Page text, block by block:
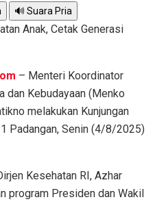
🔊 Suara Pria
Anak, Cetak Generasi
– Menteri Koordinator
dan Kebudayaan (Menko
melakukan Kunjungan
Padangan, Senin (4/8/2025)
Kesehatan RI, Azhar
program Presiden dan Wakil